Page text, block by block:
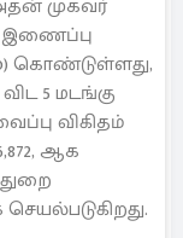
இணைப்பு
கொண்டுள்ளது,
5 மடங்கு
விகிதம்
ஆக